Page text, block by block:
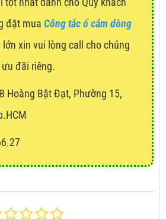
đặt mua Công tắc ổ cắm dòng
xin vui lòng call cho chúng
đãi riêng.
Hoàng Bật Đạt, Phường 15,